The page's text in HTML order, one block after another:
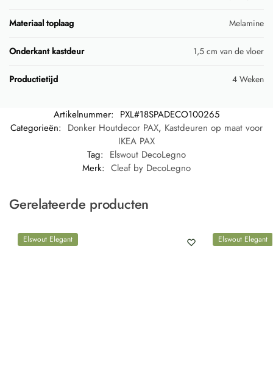
Materiaal toplaag Melamine
Onderkant kastdeur 1,5 cm van de vloer
Productietijd 4 Weken
Artikelnummer: PXL#18SPADECO100265
Categorieën: Donker Houtdecor PAX, Kastdeuren op maat voor
IKEA PAX
Tag: Elswout DecoLegno
Merk: Cleaf by DecoLegno
Gerelateerde producten
Elswout Elegant Elswout Elegant